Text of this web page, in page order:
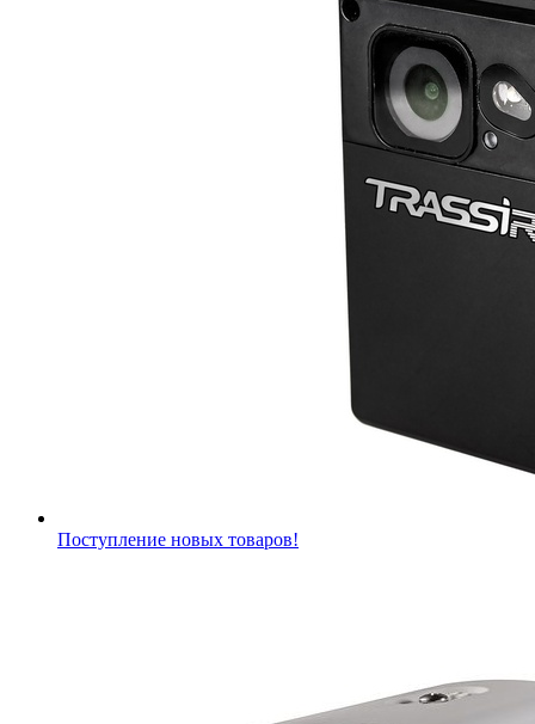
Поступление новых товаров!